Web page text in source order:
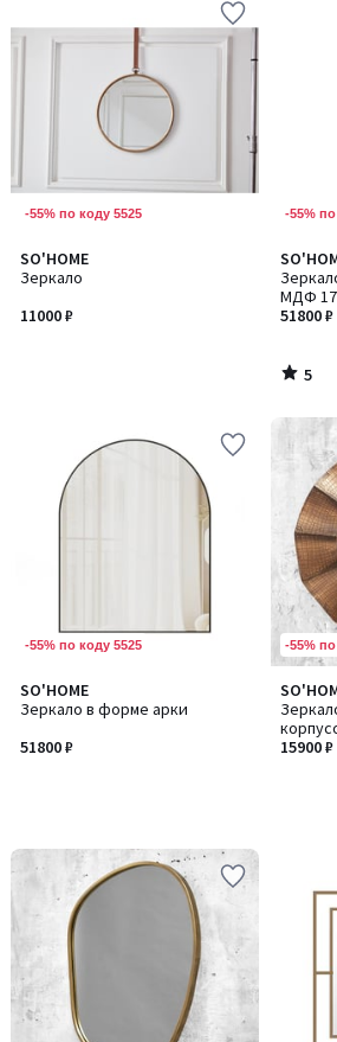
-55% по коду 5525
SO'HOME
Зеркало
11000 ₽
-55%
МДФ
51800 ₽
5
/
5
5
/
-55% по коду 5525
SO'HOME
Зеркало в форме арки
51800 ₽
-55%
15900 ₽